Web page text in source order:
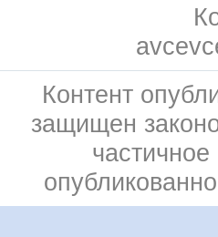
Контент
защищен